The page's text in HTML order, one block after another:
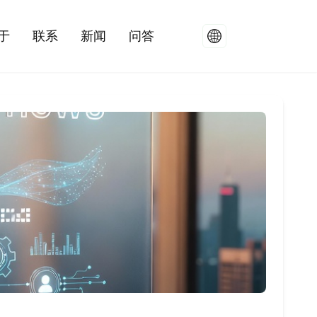
联系 新闻 问答